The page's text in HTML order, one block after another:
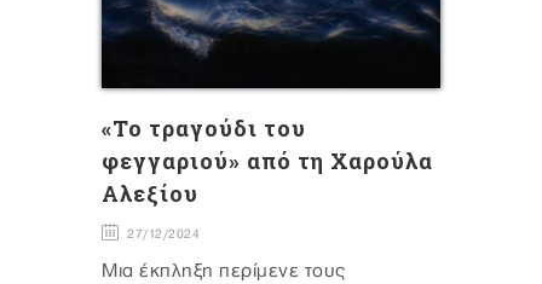
«Το τραγούδι του
φεγγαριού» από τη Χαρούλα
Αλεξίου
27/12/2024
Μια έκπληξη περίμενε τους